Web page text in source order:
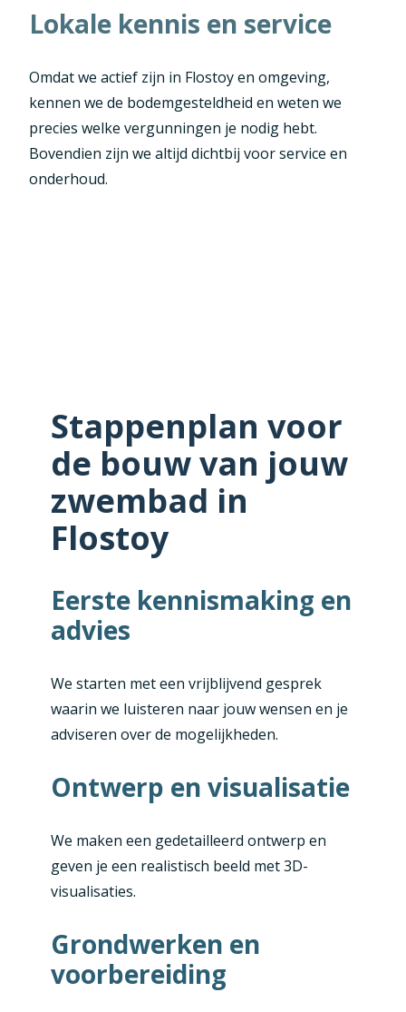
Lokale kennis en service
Omdat we actief zijn in Flostoy en omgeving,
kennen we de bodemgesteldheid en weten we
precies welke vergunningen je nodig hebt.
Bovendien zijn we altijd dichtbij voor service en
onderhoud.
Stappenplan voor
de bouw van jouw
zwembad in
Flostoy
Eerste kennismaking en
advies
We starten met een vrijblijvend gesprek
waarin we luisteren naar jouw wensen en je
adviseren over de mogelijkheden.
Ontwerp en visualisatie
We maken een gedetailleerd ontwerp en
geven je een realistisch beeld met 3D-
visualisaties.
Grondwerken en
voorbereiding